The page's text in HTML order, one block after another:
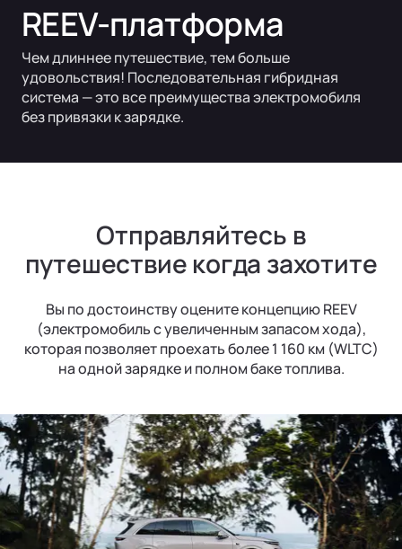
REEV-платформа
Чем длиннее путешествие, тем больше
удовольствия! Последовательная гибридная
система — это все преимущества электромобиля
без привязки к зарядке.
Отправляйтесь в
путешествие когда захотите
Вы по достоинству оцените концепцию REEV
(электромобиль с увеличенным запасом хода),
которая позволяет проехать более 1 160 км (WLTC)
на одной зарядке и полном баке топлива.